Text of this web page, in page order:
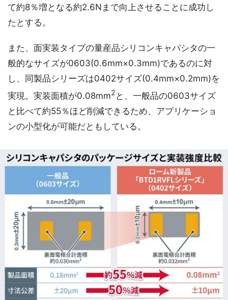
て約8％増となる約2.6Nまで向上させることに成功し
たとする。
また、面実装タイプの量産品シリコンキャパシタの一
般的なサイズが0603(0.6mm×0.3mm)であるのに対
し、同製品シリーズは0402サイズ(0.4mm×0.2mm)を
実現。実装面積が0.08mm2 と、一般品の0603サイズ
と比べて約55％ほど削減できるため、アプリケーショ
ンの小型化が可能だともしている。